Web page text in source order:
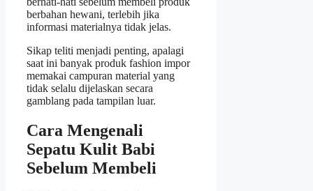
berbahan hewani, terlebih jika
informasi materialnya tidak jelas.
Sikap teliti menjadi penting, apalagi
saat ini banyak produk fashion impor
memakai campuran material yang
tidak selalu dijelaskan secara
gamblang pada tampilan luar.
Cara Mengenali
Sepatu Kulit Babi
Sebelum Membeli